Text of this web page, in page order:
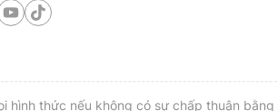
hình thức nếu không có sự chấp thuận